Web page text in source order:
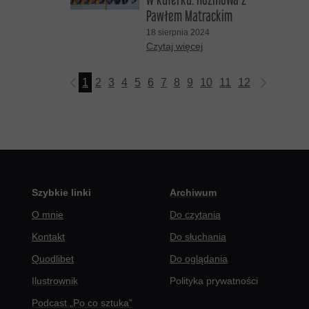
Pawłem Matrackim
18 sierpnia 2024
Czytaj więcej
1 2 3 4 5 6 7 8 9 10 11 12 13
Szybkie linki
O mnie
Kontakt
Quodlibet
Ilustrownik
Podcast „Po co sztuka”
Archiwum
Do czytania
Do słuchania
Do oglądania
Polityka prywatności